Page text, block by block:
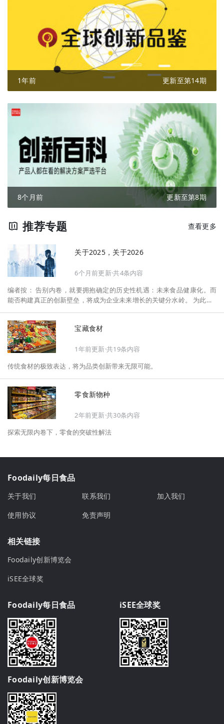
1年前 更新至第14期
8个月前 更新至第8期
推荐专题 查看更多
关于2025，关于2026
6个月前更新·共4条内容
编者按： 告别内卷，就要拥抱确定的历史性机遇：未来食品健康化。而
能否构建真正的创新壁垒，将成为企业未来增长的关键分水岭。 为此，F
将以“创新产品”透视“未来机会”，以全球视野探寻中国机遇、增长解法，
拆解年度标杆的增长逻辑与谋篇布局，深挖“药食同源”“低GI”“老龄营
养”“清洁标签”等热门赛道的爆品基因，从趋势预判、品类创新、未来增长
机会、企业战略布局以及渠道变革等，为行业提供务实、前瞻的开年创新
宝藏食材
1年前更新·共19条内容
传统食材的极致表达，将为品类创新带来无限可能。
零食新物种
2年前更新·共30条内容
探索无限内卷下，零食的突破性解法
Foodaily每日食品
关于我们 联系我们
加入我们
使用协议
免责声明
相关链接
Foodaily创新博览会
iSEE全球奖
Foodaily每日食品 iSEE全球奖
Foodaily创新博览会